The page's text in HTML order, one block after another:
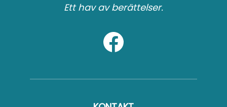
Ett hav av berättelser.